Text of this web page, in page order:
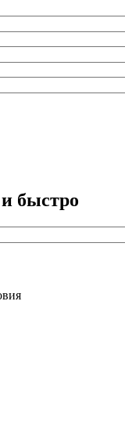
быстро